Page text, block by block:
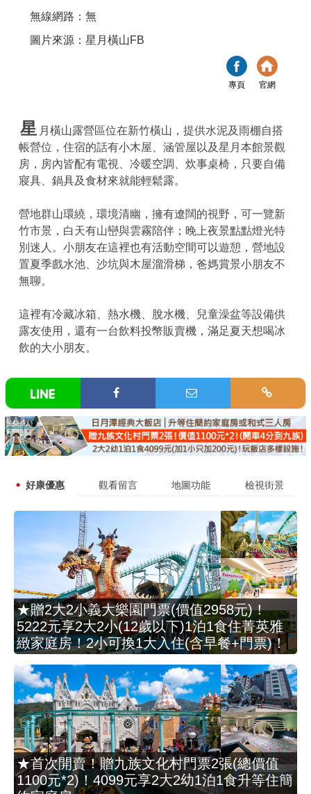
無線網路：無
圖片來源：星月橫山FB
專頁 官網
星 月橫山露營區位在新竹橫山，提供水泥及雨棚自搭
帳營位，住宿的話有小木屋、涵管屋以及星月本館景觀
房，房內皆配有電視、冷暖空調、炊事桌椅，只要自備
寢具、鍋具及食材來就能輕鬆露。
營地群山環繞，環境清幽，擁有遼闊的視野，可一覽新
竹市景，白天有山巒與雲霧陪伴；晚上夜景點點燈光特
別迷人。小朋友在這裡也有活動空間可以遊憩，營地設
置夏季戲水池、沙坑與木屋溜滑梯，爸媽賞景小朋友不
無聊。
這裡有冷藏冰箱、熱水機、脫水機、兒童澡盆等設備供
露友使用，還有一台飲料投幣販賣機，滿足夏天想喝冰
飲的大小朋友。
好康優惠 觀看留言 地圖功能 檢視街景
★贈2大2小義大樂園門票(價值2958元)！
5222元享2大2小(12歲以下)1泊1食住菁英雅
緻家庭房！2小可換1大入住(含早餐+門票)！
★首次開賣！贈九族文化村門票2張(總價值
1100元*2)！4099元享2大2幼1泊1食升等住簡